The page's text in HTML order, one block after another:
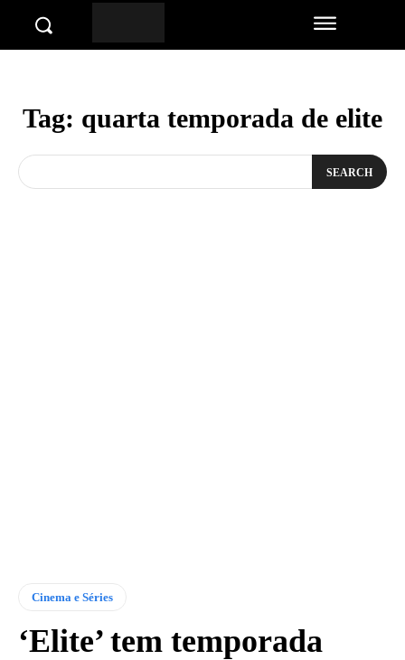
Tag: quarta temporada de elite
SEARCH
Cinema e Séries
‘Elite’ tem temporada